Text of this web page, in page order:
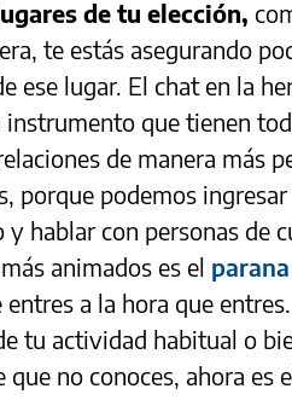
de tu elección,
te estás asegurando
ese lugar. El chat en la
instrumento que tienen
de manera más
porque podemos
y hablar con personas de
animados es el
entres a la hora que
tu actividad habitual o
que no conoces, ahora es